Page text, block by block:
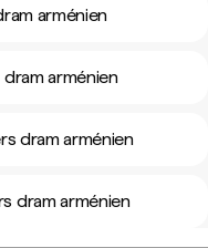
arménien
arménien
dram arménien
dram arménien